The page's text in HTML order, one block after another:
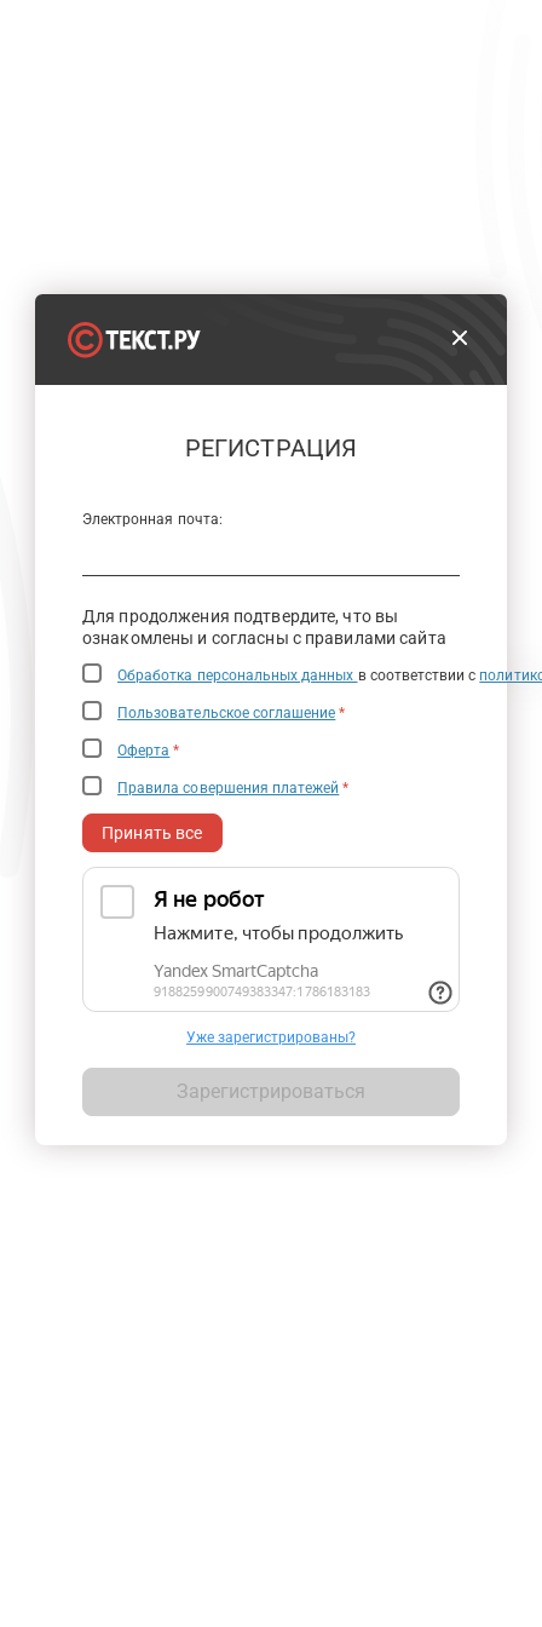
РЕГИСТРАЦИЯ
Электронная почта:
Для продолжения подтвердите, что вы
ознакомлены и согласны с правилами сайта
Обработка персональных данных в соответствии с
Пользовательское соглашение *
Оферта *
Правила совершения платежей *
Принять все
Уже зарегистрированы?
Зарегистрироваться